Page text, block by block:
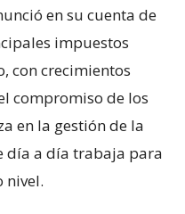
en su cuenta de
impuestos
con crecimientos
compromiso de los
en la gestión de la
a día trabaja para
nivel.